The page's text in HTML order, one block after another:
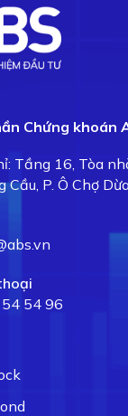
Chứng khoán
Tầng 16, Tòa
Cầu, P. Ô Chợ
54 96